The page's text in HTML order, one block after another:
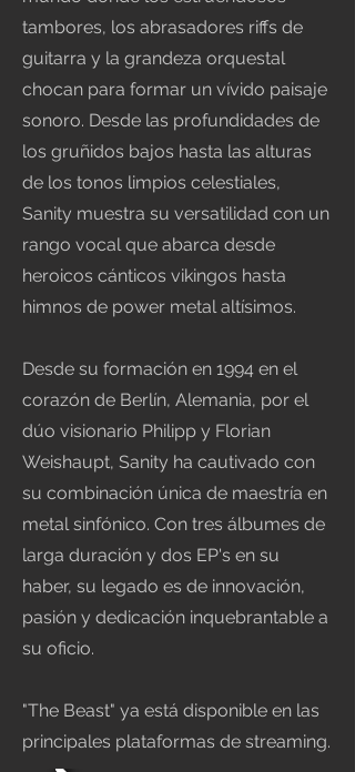
tambores, los abrasadores riffs de
guitarra y la grandeza orquestal
chocan para formar un vívido paisaje
sonoro. Desde las profundidades de
los gruñidos bajos hasta las alturas
de los tonos limpios celestiales,
Sanity muestra su versatilidad con un
rango vocal que abarca desde
heroicos cánticos vikingos hasta
himnos de power metal altísimos.
Desde su formación en 1994 en el
corazón de Berlín, Alemania, por el
dúo visionario Philipp y Florian
Weishaupt, Sanity ha cautivado con
su combinación única de maestría en
metal sinfónico. Con tres álbumes de
larga duración y dos EP's en su
haber, su legado es de innovación,
pasión y dedicación inquebrantable a
su oficio.
"The Beast" ya está disponible en las
principales plataformas de streaming.